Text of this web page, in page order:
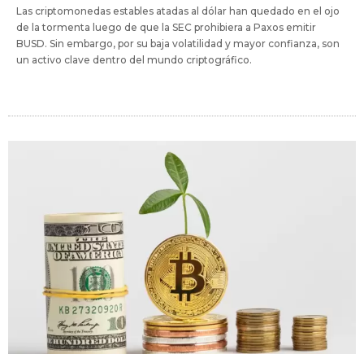
Las criptomonedas estables atadas al dólar han quedado en el ojo
de la tormenta luego de que la SEC prohibiera a Paxos emitir
BUSD. Sin embargo, por su baja volatilidad y mayor confianza, son
un activo clave dentro del mundo criptográfico.